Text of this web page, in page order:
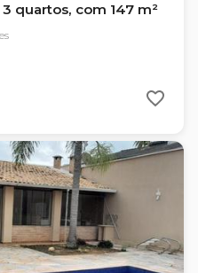
quartos, com 147 m²